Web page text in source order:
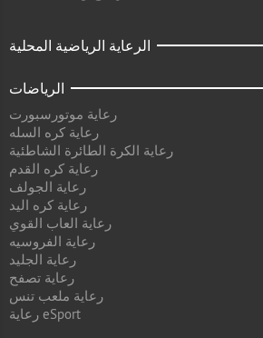
الرعاية الرياضية المحلية
الرياضات
رعاية موتورسبورت
رعاية كره السله
رعاية الكرة الطائرة الشاطئية
رعاية كره القدم
رعاية الجولف
رعاية كره اليد
رعاية العاب القوي
رعاية الفروسيه
رعاية الجليد
رعاية تصفح
رعاية ملعب تنس
رعاية eSport